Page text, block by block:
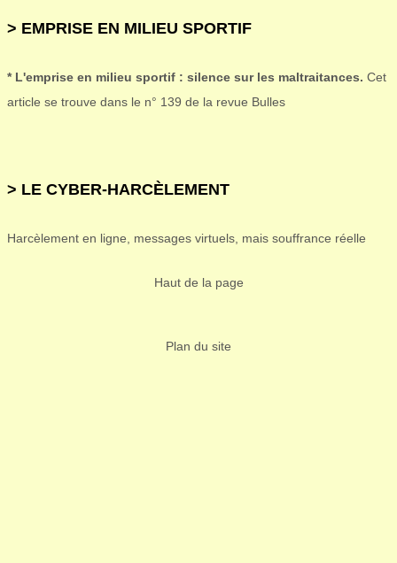
> EMPRISE EN MILIEU SPORTIF
* L'emprise en milieu sportif : silence sur les maltraitances. Cet
article se trouve dans le n° 139 de la revue Bulles
> LE CYBER-HARCÈLEMENT
Harcèlement en ligne, messages virtuels, mais souffrance réelle
Haut de la page
Plan du site